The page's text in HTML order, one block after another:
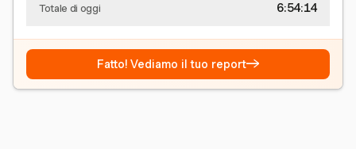
Totale di oggi 6:54:15
Fatto! Vediamo il tuo report→